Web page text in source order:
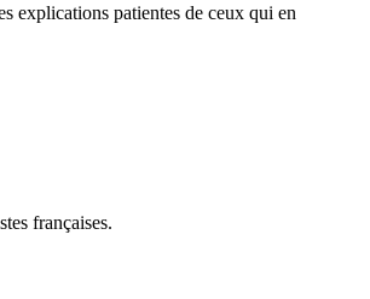
explications patientes de ceux qui en
françaises.